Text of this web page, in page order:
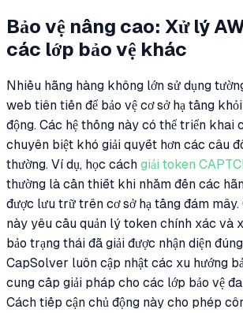
Bảo vệ nâng cao: Xử lý
các lớp bảo vệ khác
Nhiều hãng hàng không lớn sử dụng
web tiên tiến để bảo vệ cơ sở hạ tầng
động. Các hệ thống này có thể triển khai
chuyên biệt khó giải quyết hơn các câu
thường. Ví dụ, học cách giải token
thường là cần thiết khi nhắm đến các
được lưu trữ trên cơ sở hạ tầng đám
này yêu cầu quản lý token chính xác và
bảo trạng thái đã giải được nhận diện
CapSolver luôn cập nhật các xu hướng
cung cấp giải pháp cho các lớp bảo vệ
Cách tiếp cận chủ động này cho phép